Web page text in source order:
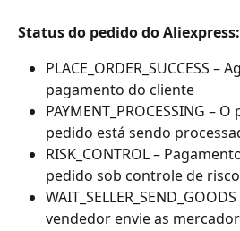
Status do pedido do Aliexpress:
PLACE_ORDER_SUCCESS –
pagamento do cliente
PAYMENT_PROCESSING –
pedido está sendo
RISK_CONTROL –
pedido sob controle de risco
vendedor envie as